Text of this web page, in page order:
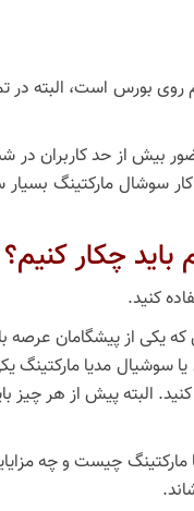
بورس است، البته در
به دلیل حضور بیش از حد
سوشال مارکتینگ
چکار کنیم؟
کنید.
از پیشگامان عرصه
سوشیال مدیا مارکتینگ
البته پیش از هر چیز
چیست و چه